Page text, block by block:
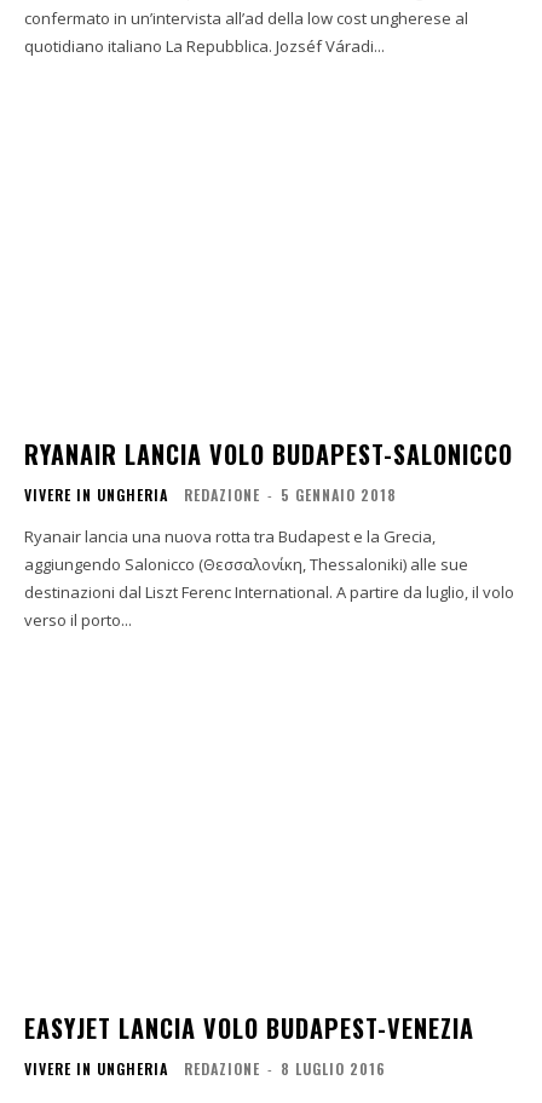
confermato in un’intervista all’ad della low cost ungherese al
quotidiano italiano La Repubblica. Jozséf Váradi...
RYANAIR LANCIA VOLO BUDAPEST-SALONICCO
VIVERE IN UNGHERIA REDAZIONE - 5 GENNAIO 2018
Ryanair lancia una nuova rotta tra Budapest e la Grecia,
aggiungendo Salonicco (Θεσσαλονίκη, Thessaloniki) alle sue
destinazioni dal Liszt Ferenc International. A partire da luglio, il volo
verso il porto...
EASYJET LANCIA VOLO BUDAPEST-VENEZIA
VIVERE IN UNGHERIA REDAZIONE - 8 LUGLIO 2016